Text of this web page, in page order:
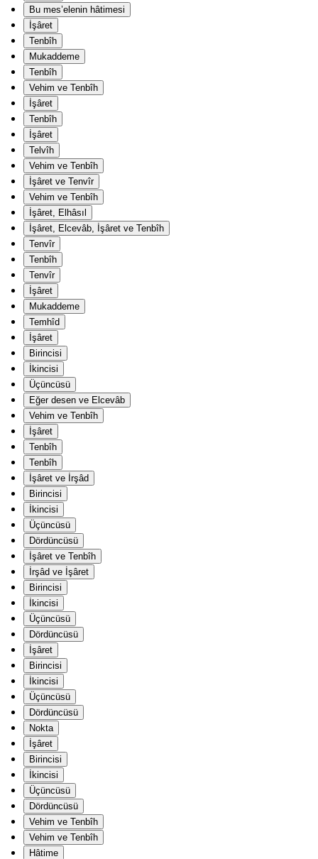
Bu mes’elenin hâtimesi
İşâret
Tenbîh
Mukaddeme
Tenbîh
Vehim ve Tenbîh
İşâret
Tenbîh
İşâret
Telvîh
Vehim ve Tenbîh
İşâret ve Tenvîr
Vehim ve Tenbîh
İşâret, Elhâsıl
İşâret, Elcevâb, İşâret ve Tenbîh
Tenvîr
Tenbîh
Tenvîr
İşâret
Mukaddeme
Temhîd
İşâret
Birincisi
İkincisi
Üçüncüsü
Eğer desen ve Elcevâb
Vehim ve Tenbîh
İşâret
Tenbîh
Tenbîh
İşâret ve İrşâd
Birincisi
İkincisi
Üçüncüsü
Dördüncüsü
İşâret ve Tenbîh
İrşâd ve İşâret
Birincisi
İkincisi
Üçüncüsü
Dördüncüsü
İşâret
Birincisi
İkincisi
Üçüncüsü
Dördüncüsü
Nokta
İşâret
Birincisi
İkincisi
Üçüncüsü
Dördüncüsü
Vehim ve Tenbîh
Vehim ve Tenbîh
Hâtime